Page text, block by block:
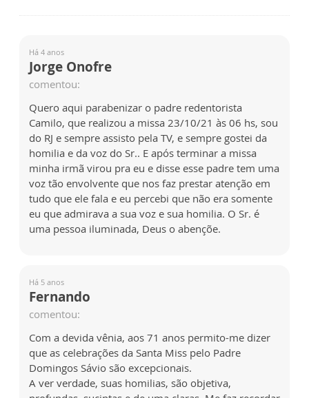
Há 4 anos
Jorge Onofre
comentou:
Quero aqui parabenizar o padre redentorista
Camilo, que realizou a missa 23/10/21 às 06 hs, sou
do RJ e sempre assisto pela TV, e sempre gostei da
homilia e da voz do Sr.. E após terminar a missa
minha irmã virou pra eu e disse esse padre tem uma
voz tão envolvente que nos faz prestar atenção em
tudo que ele fala e eu percebi que não era somente
eu que admirava a sua voz e sua homilia. O Sr. é
uma pessoa iluminada, Deus o abençõe.
Há 5 anos
Fernando
comentou:
Com a devida vênia, aos 71 anos permito-me dizer
que as celebrações da Santa Miss pelo Padre
Domingos Sávio são excepcionais.
A ver verdade, suas homilias, são objetiva,